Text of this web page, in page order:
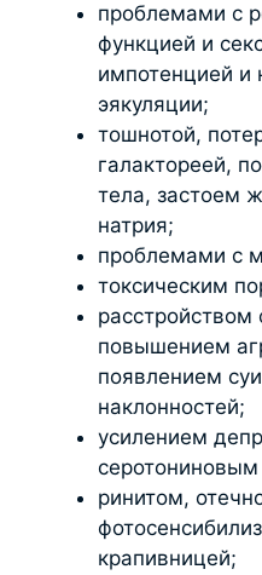
проблемами с
функцией и
импотенцией и
эякуляции;
тошнотой,
галактореей,
тела, застоем
натрия;
проблемами с
токсическим
расстройством
повышением
появлением
наклонностей;
усилением
ринитом,
крапивницей;